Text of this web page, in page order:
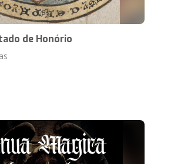
de Honório